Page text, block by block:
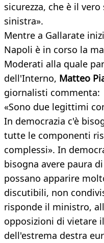
sicurezza, che è il
sinistra».
Mentre a Gallarate
Napoli è in corso la
Moderati alla quale
dell'Interno, Matteo
giornalisti commenta:
«Sono due legittimi
In democrazia c'è
tutte le componenti
complessi». In
bisogna avere paura
possano apparire
discutibili, non
risponde il ministro,
opposizioni di vietare
dell'estrema destra